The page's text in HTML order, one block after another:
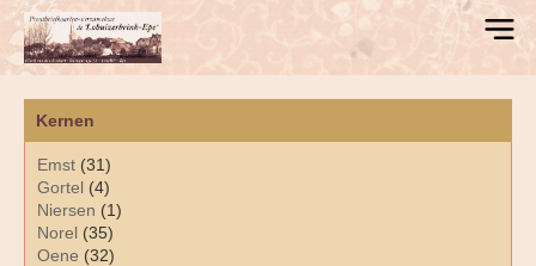
Kernen
Emst (31)
Gortel (4)
Niersen (1)
Norel (35)
Oene (32)